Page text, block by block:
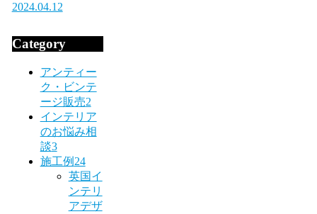
2024.04.12
Category
アンティー
ク・ビンテ
ージ販売2
インテリア
のお悩み相
談3
施工例 24
英国イ
ンテリ
アデザ